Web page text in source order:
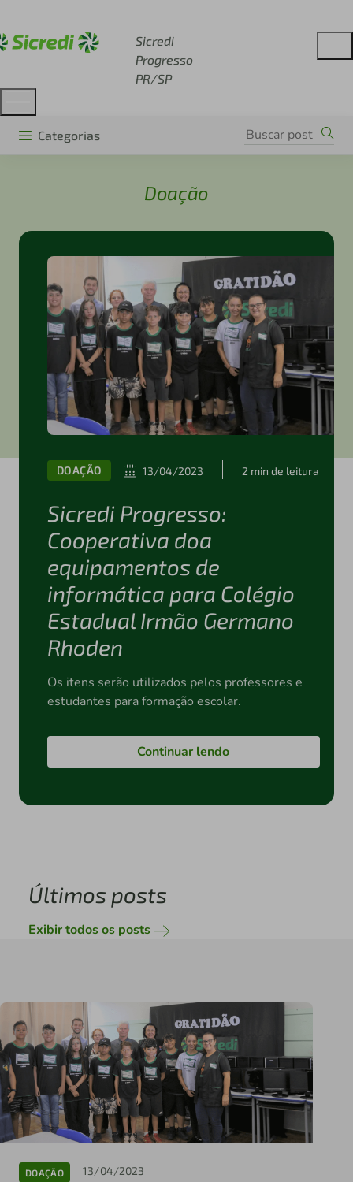
Sicredi
Progresso
PR/SP
Categorias
Doação
DOAÇÃO 13/04/2023 2 min de leitura
Sicredi Progresso:
Cooperativa doa
equipamentos de
informática para Colégio
Estadual Irmão Germano
Rhoden
Os itens serão utilizados pelos professores e
estudantes para formação escolar.
Continuar lendo
Últimos posts
Exibir todos os posts
DOAÇÃO 13/04/2023